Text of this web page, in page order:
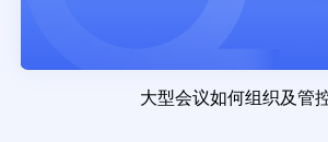
大型会议如何组织及管